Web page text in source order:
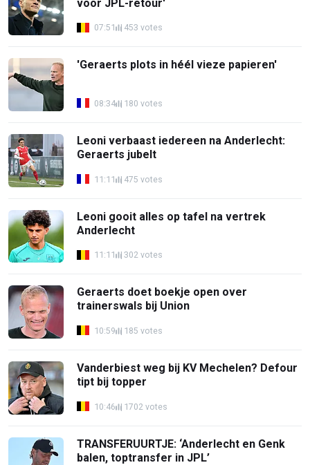
voor JPL-retour'
07:51 453 votes
'Geraerts plots in héél vieze papieren'
08:34 180 votes
Leoni verbaast iedereen na Anderlecht:
Geraerts jubelt
11:11 475 votes
Leoni gooit alles op tafel na vertrek
Anderlecht
11:11 302 votes
Geraerts doet boekje open over
trainerswals bij Union
10:59 185 votes
Vanderbiest weg bij KV Mechelen? Defour
tipt bij topper
10:46 1702 votes
TRANSFERUURTJE: ‘Anderlecht en Genk
balen, toptransfer in JPL’